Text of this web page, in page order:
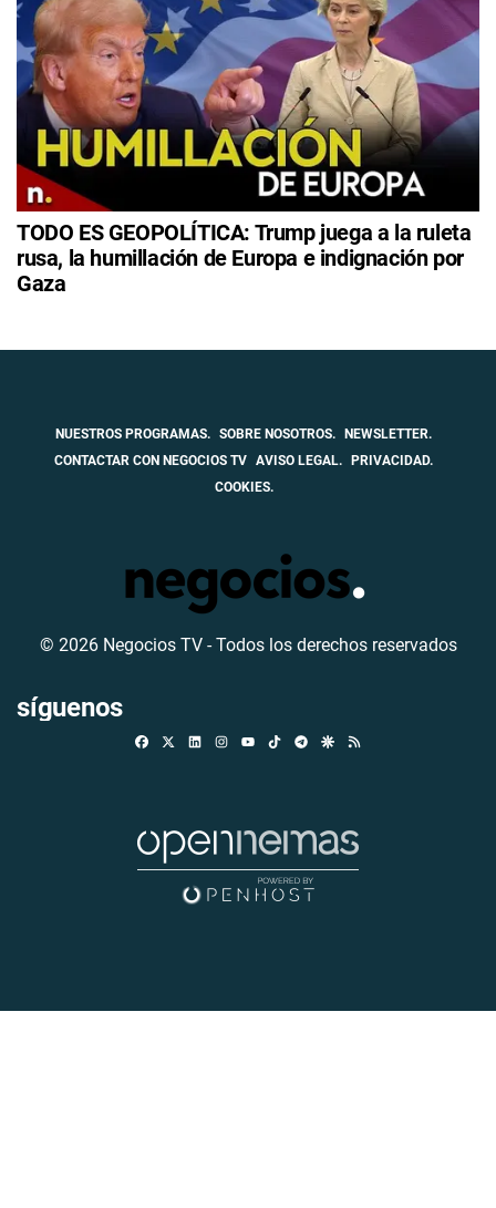
TODO ES GEOPOLÍTICA: Trump juega a la ruleta
rusa, la humillación de Europa e indignación por
Gaza
NUESTROS PROGRAMAS. SOBRE NOSOTROS. NEWSLETTER.
CONTACTAR CON NEGOCIOS TV AVISO LEGAL. PRIVACIDAD.
COOKIES.
© 2026 Negocios TV - Todos los derechos reservados
síguenos
FacebookLinkedinInstagramTikTokTelegramGoogle Discover